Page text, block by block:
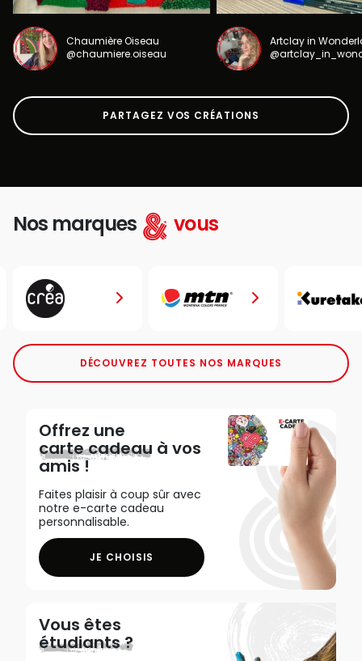
Chaumière Oiseau
@chaumiere.oiseau
Artclay in
PARTAGEZ VOS CRÉATIONS
Nos marques vous
DÉCOUVREZ TOUTES NOS MARQUES
Offrez une
carte cadeau à vos
amis !
Faites plaisir à coup sûr avec
notre e-carte cadeau
personnalisable.
JE CHOISIS
Vous êtes
étudiants ?